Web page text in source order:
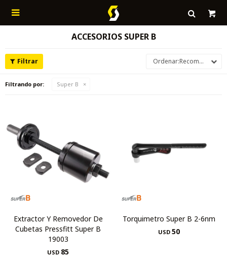

ACCESORIOS SUPER B
Recomendados
Filtrando por: Super B
Extractor Y Removedor De
Cubetas Pressfitt Super B
19003
USD 85
Torquimetro Super B 2-6nm
USD 50